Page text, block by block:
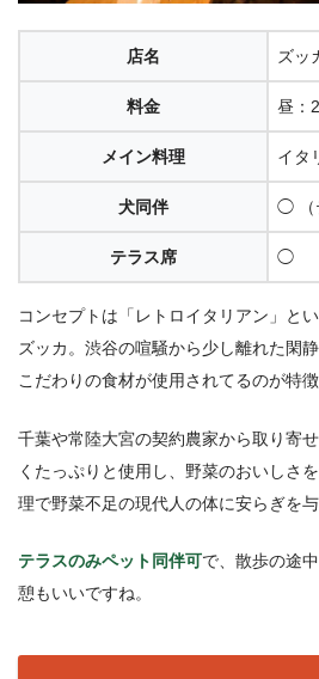
店名 ズッ
料金 昼：
メイン料理 イタ
犬同伴 ◯ （
テラス席 ◯
コンセプトは「レトロイタリアン」と
ズッカ。渋谷の喧騒から少し離れた閑
こだわりの食材が使用されてるのが特徴
千葉や常陸大宮の契約農家から取り寄
くたっぷりと使用し、野菜のおいしさ
理で野菜不足の現代人の体に安らぎを与
テラスのみペット同伴可で、散歩の途
憩もいいですね。